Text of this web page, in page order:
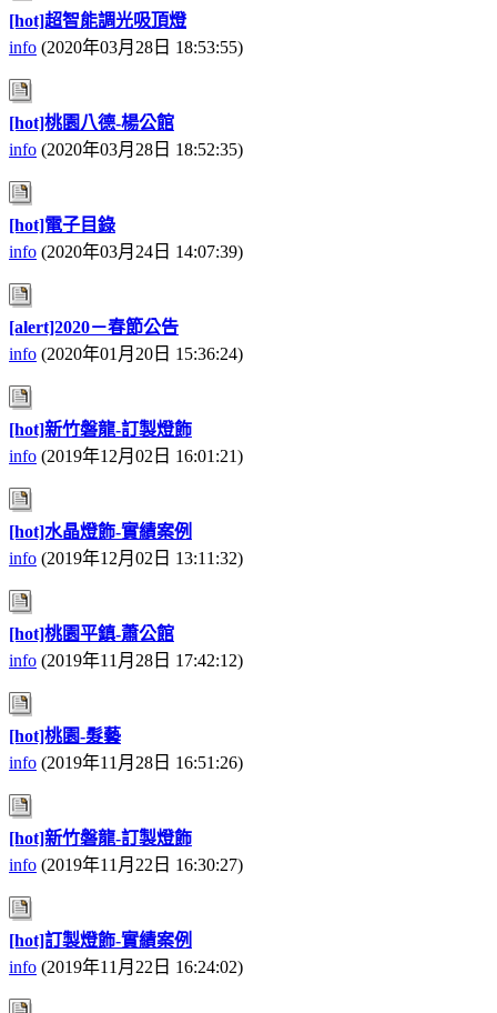
[hot]超智能調光吸頂燈
info (2020年03月28日 18:53:55)
[hot]桃園八德-楊公館
info (2020年03月28日 18:52:35)
[hot]電子目錄
info (2020年03月24日 14:07:39)
[alert]2020－春節公告
info (2020年01月20日 15:36:24)
[hot]新竹磐龍-訂製燈飾
info (2019年12月02日 16:01:21)
[hot]水晶燈飾-實績案例
info (2019年12月02日 13:11:32)
[hot]桃園平鎮-蕭公館
info (2019年11月28日 17:42:12)
[hot]桃園-髮藝
info (2019年11月28日 16:51:26)
[hot]新竹磐龍-訂製燈飾
info (2019年11月22日 16:30:27)
[hot]訂製燈飾-實績案例
info (2019年11月22日 16:24:02)